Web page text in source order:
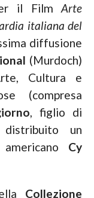
il FilmArte
italiana del
diffusione
(Murdoch)
Cultura e
(compresa
, figlio di
un
Cy
Collezione